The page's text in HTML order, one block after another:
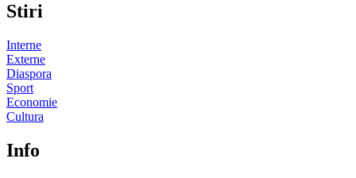
Stiri
Interne
Externe
Diaspora
Sport
Economie
Cultura
Info